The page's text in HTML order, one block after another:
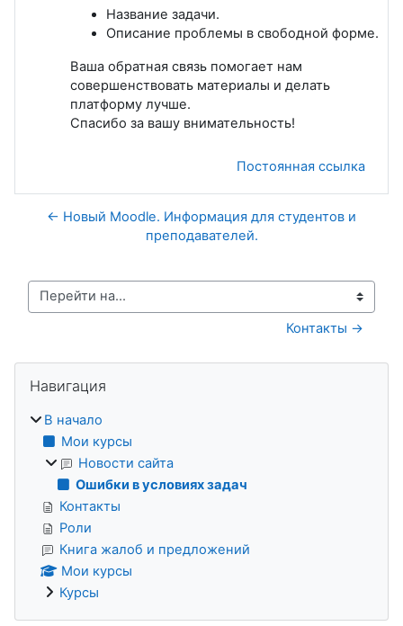
Название задачи.
Описание проблемы в свободной форме.
Ваша обратная связь помогает нам
совершенствовать материалы и делать
платформу лучше.
Спасибо за вашу внимательность!
Постоянная ссылка
← Новый Moodle. Информация для студентов и
преподавателей.
Перейти на...
Контакты →
Блоки
Навигация
В начало
Мои курсы
Новости сайта
Ошибки в условиях задач
Контакты
Роли
Книга жалоб и предложений
Мои курсы
Курсы